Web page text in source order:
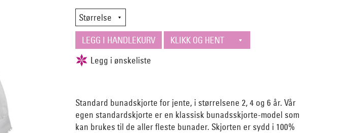
Standard bunadskjorte for jente, i størrelsene 2, 4 og 6 år. Vår
egen standardskjorte er en klassisk bunadsskjorte-model som
kan brukes til de aller fleste bunader. Skjorten er sydd i 100%